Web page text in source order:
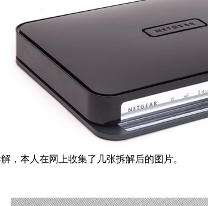
，本人在网上收集了几张拆解后的图片。